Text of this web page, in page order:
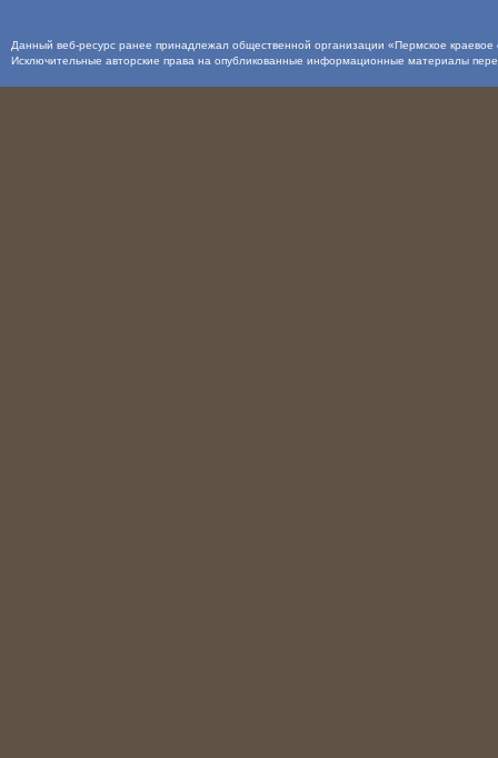
Данный веб-ресурс ранее принадлежал общественной организации «Пермское
Исключительные авторские права на опубликованные информационные материалы